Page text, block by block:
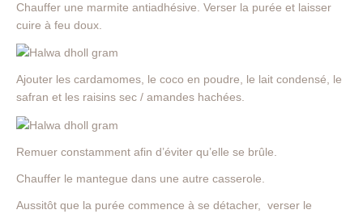
Chauffer une marmite antiadhésive. Verser la purée et laisser
cuire à feu doux.
Ajouter les cardamomes, le coco en poudre, le lait condensé, le
safran et les raisins sec / amandes hachées.
Remuer constamment afin d’éviter qu’elle se brûle.
Chauffer le mantegue dans une autre casserole.
Aussitôt que la purée commence à se détacher, verser le